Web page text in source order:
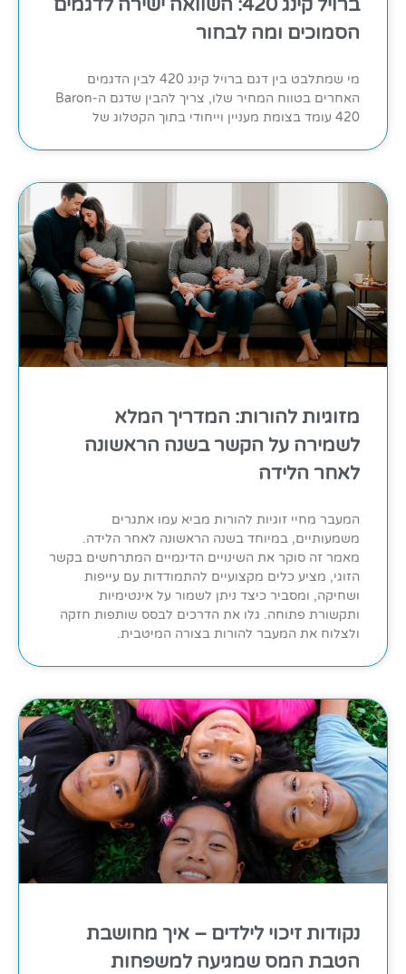
ברויל קינג 420: השוואה ישירה לדגמים
הסמוכים ומה לבחור
מי שמתלבט בין דגם ברויל קינג 420 לבין הדגמים
האחרים בטווח המחיר שלו, צריך להבין שדגם ה-Baron
420 עומד בצומת מעניין וייחודי בתוך הקטלוג של
מזוגיות להורות: המדריך המלא
לשמירה על הקשר בשנה הראשונה
לאחר הלידה
המעבר מחיי זוגיות להורות מביא עמו אתגרים
משמעותיים, במיוחד בשנה הראשונה לאחר הלידה.
מאמר זה סוקר את השינויים הדינמיים המתרחשים בקשר
הזוגי, מציע כלים מקצועיים להתמודדות עם עייפות
ושחיקה, ומסביר כיצד ניתן לשמור על אינטימיות
ותקשורת פתוחה. גלו את הדרכים לבסס שותפות חזקה
ולצלוח את המעבר להורות בצורה המיטבית.
נקודות זיכוי לילדים – איך מחושבת
הטבת המס שמגיעה למשפחות